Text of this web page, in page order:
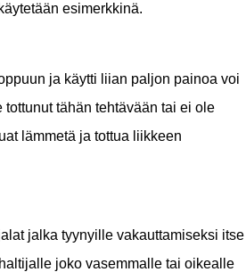
esimerkkinä.
ja käytti liian paljon painoa voi
tähän tehtävään tai ei ole
lämmetä ja tottua liikkeen
jalka tyynyille vakauttamiseksi itse
joko vasemmalle tai oikealle